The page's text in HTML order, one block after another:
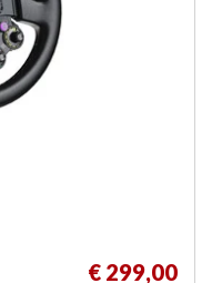
€ 299,00